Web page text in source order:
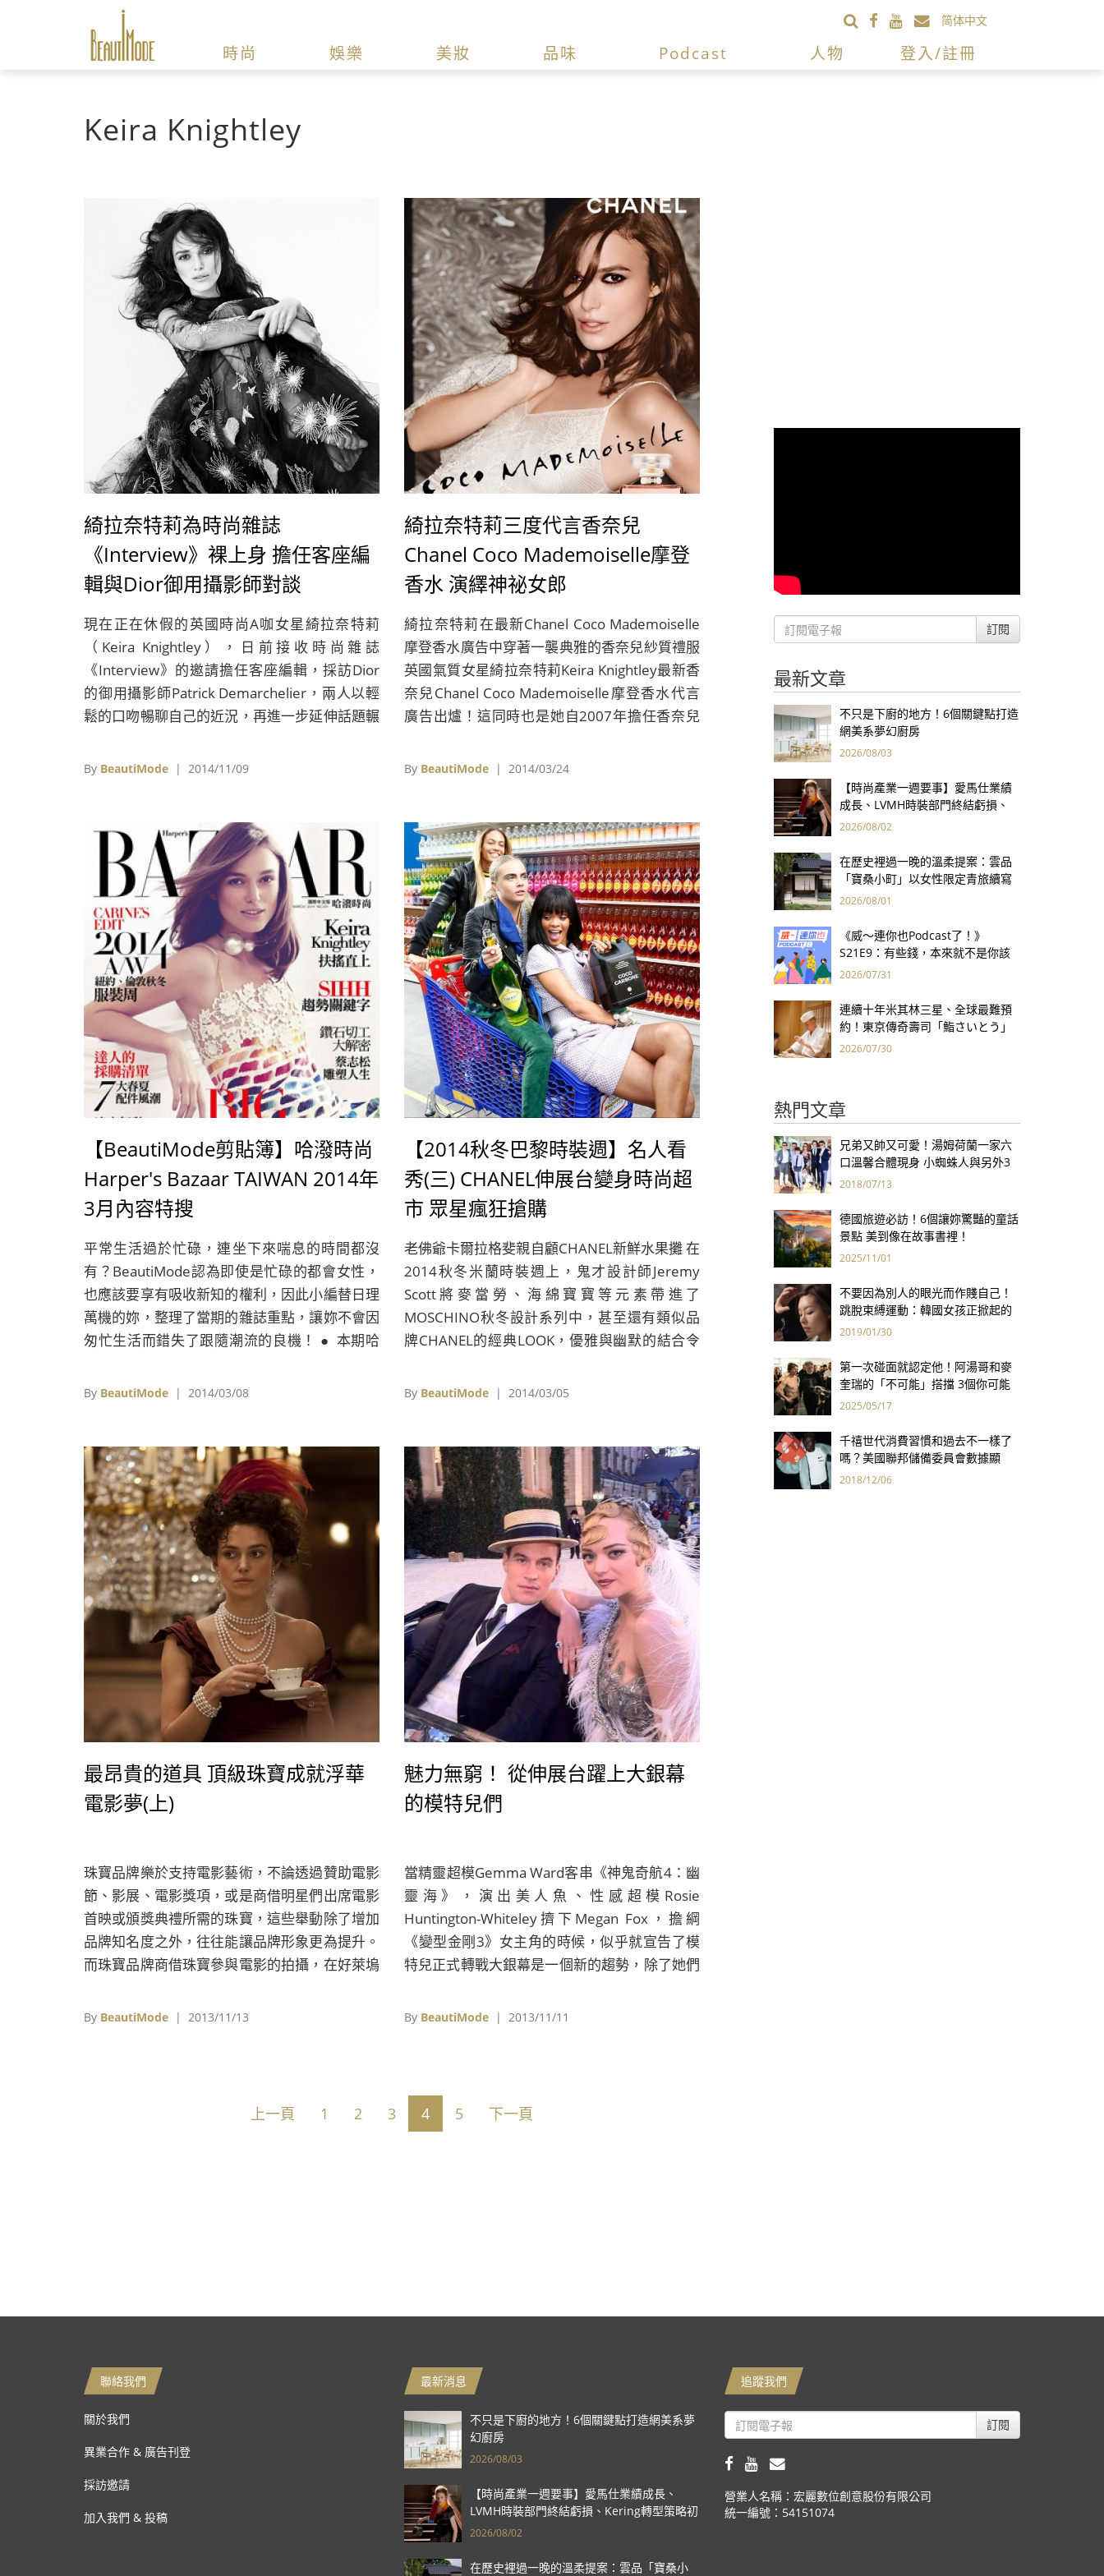
简体中文
時尚 娛樂 美妝 品味 Podcast 人物 登入/註冊
Keira Knightley
綺拉奈特莉為時尚雜誌
《Interview》裸上身 擔任客座編
輯與Dior御用攝影師對談
現在正在休假的英國時尚A咖女星綺拉奈特莉
（Keira Knightley），日前接收時尚雜誌
《Interview》的邀請擔任客座編輯，採訪Dior
的御用攝影師Patrick Demarchelier，兩人以輕
鬆的口吻暢聊自己的近況，再進一步延伸話題輾
By BeautiMode | 2014/11/09
綺拉奈特莉三度代言香奈兒
Chanel Coco Mademoiselle摩登
香水 演繹神祕女郎
綺拉奈特莉在最新Chanel Coco Mademoiselle
摩登香水廣告中穿著一襲典雅的香奈兒紗質禮服
英國氣質女星綺拉奈特莉Keira Knightley最新香
奈兒Chanel Coco Mademoiselle摩登香水代言
廣告出爐！這同時也是她自2007年擔任香奈兒
次廣告由曾多次與綺拉合作的英國導演喬萊特
的香奈兒摩登女郎，上一秒還在展現高貴優雅的
魅力誘惑男主角，下一秒卻消失的無影蹤，在來
去自如間享受著男主角的愛慕和追逐。 此次
Chanel Coco Mademoiselle摩登香水形象照則
仍由攝影師Mario Testino操刀，綺拉奈特莉在
鏡頭下完全展現出迷人
By BeautiMode | 2014/03/24
【BeautiMode剪貼簿】哈潑時尚
Harper's Bazaar TAIWAN 2014年
3月內容特搜
平常生活過於忙碌，連坐下來喘息的時間都沒
有？BeautiMode認為即使是忙碌的都會女性，
也應該要享有吸收新知的權利，因此小編替日理
萬機的妳，整理了當期的雜誌重點，讓妳不會因
匆忙生活而錯失了跟隨潮流的良機！ ● 本期哈
換跑道演出好萊塢動作片《詭影任務：傑克萊
現在螢光幕前的她，形容這次接演時裝動作片就
像是在吃爆米花一樣：「有時人們需要來點爆米
花，而有時人們需要爆爆米花。」接演這部片對
她來說是種解放，拋開對自己的懷疑，࡟
By BeautiMode | 2014/03/08
【2014秋冬巴黎時裝週】名人看
秀(三) CHANEL伸展台變身時尚超
市 眾星瘋狂搶購
老佛爺卡爾拉格斐親自顧CHANEL新鮮水果攤 在
2014秋冬米蘭時裝週上，鬼才設計師Jeremy
Scott將麥當勞、海綿寶寶等元素帶進了
MOSCHINO秋冬設計系列中，甚至還有類似品
牌CHANEL的經典LOOK，優雅與幽默的結合令
燈，在2014秋冬巴黎裝週上，時尚老佛爺卡爾
中，所有商品無論是吃的還是家用的，全都是
Made in CHANEL，各類商品也都印上經典的雙
C Logo，創意十足。 本次2014秋冬CHANEL設
計走向時尚生活風格，充滿運動休閒的元素是本
季設計主軸，服裝顏色也不像過往總是單調沉穩
的色系，從粉紅、亮橘到青綠等色Ŀ
By BeautiMode | 2014/03/05
最昂貴的道具 頂級珠寶成就浮華
電影夢(上)
珠寶品牌樂於支持電影藝術，不論透過贊助電影
節、影展、電影獎項，或是商借明星們出席電影
首映或頒獎典禮所需的珠寶，這些舉動除了增加
品牌知名度之外，往往能讓品牌形象更為提升。
而珠寶品牌商借珠寶參與電影的拍攝，在好萊塢
牌直接參與電影合作的機會其實不像服裝品牌那
電影中採用真正的珠寶，無非是希望讓角色人物
的塑造更有說服力，珠寶品牌也藉此達到
By BeautiMode | 2013/11/13
魅力無窮！ 從伸展台躍上大銀幕
的模特兒們
當精靈超模Gemma Ward客串《神鬼奇航4：幽
靈海》，演出美人魚、性感超模Rosie
Huntington-Whiteley擠下Megan Fox，擔綱
《變型金剛3》女主角的時候，似乎就宣告了模
特兒正式轉戰大銀幕是一個新的趨勢，除了她們
出呢？
By BeautiMode | 2013/11/11
上一頁 1 2 3 4 5 下一頁
訂閱
最新文章
不只是下廚的地方！6個關鍵點打造
網美系夢幻廚房
2026/08/03
【時尚產業一週要事】愛馬仕業績
成長、LVMH時裝部門終結虧損、
Kering轉型策略初現成效、Prada
2026/08/02
在歷史裡過一晚的溫柔提案：雲品
「寶桑小町」以女性限定青旅續寫
台東老屋記憶
2026/08/01
《威～連你也Podcast了！》
S21E9：有些錢，本來就不是你該
賺的——讀《一個投機者的告白》
2026/07/31
連續十年米其林三星、全球最難預
約！東京傳奇壽司「鮨さいとう」
為何破例首度來台？
2026/07/30
熱門文章
兄弟又帥又可愛！湯姆荷蘭一家六
口溫馨合體現身 小蜘蛛人與另外3
個弟弟感情超好！
2018/07/13
德國旅遊必訪！6個讓妳驚豔的童話
景點 美到像在故事書裡！
2025/11/01
不要因為別人的眼光而作賤自己！
跳脫束縛運動：韓國女孩正掀起的
素顏革命
2019/01/30
第一次碰面就認定他！阿湯哥和麥
奎瑞的「不可能」搭擋 3個你可能
不知道的小故事
2025/05/17
千禧世代消費習慣和過去不一樣了
嗎？美國聯邦儲備委員會數據顯
示：沒啥大不同，美國年輕人只是
2018/12/06
聯絡我們
關於我們
異業合作 & 廣告刊登
採訪邀請
加入我們 & 投稿
最新消息
不只是下廚的地方！6個關鍵點打造網美系夢
幻廚房
2026/08/03
【時尚產業一週要事】愛馬仕業績成長、
LVMH時裝部門終結虧損、Kering轉型策略初
現成效、Prada集團財報亮眼
2026/08/02
在歷史裡過一晚的溫柔提案：雲品「寶桑小
追蹤我們
訂閱
營業人名稱：宏麗數位創意股份有限公司
統一編號：54151074